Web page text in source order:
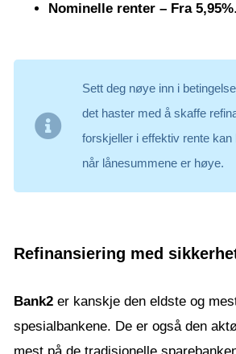
Nominelle renter – Fra 5,95%.
Sett deg nøye inn i
det haster med å skaffe
forskjeller i effektiv rente kan
når lånesummene er høye.
Refinansiering med
Bank2 er kanskje den eldste og
spesialbankene. De er også den